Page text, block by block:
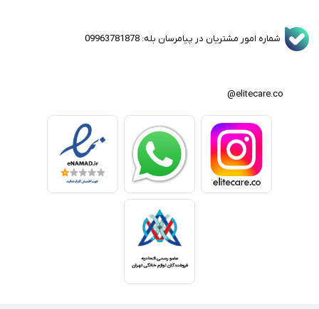
شماره امور مشتریان در پیامرسان بله: 09963781878